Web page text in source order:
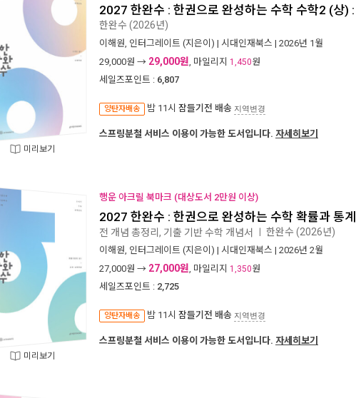
미리보기
2027 한완수 : 한권으로 완성하는 수학 수학2 (상)
한완수 (2026년)
이해원, 인터그레이트 (지은이) | 시대인재북스 | 2026년 1월
29,000원 → 29,000원, 마일리지 1,450원
세일즈포인트 : 6,807
양탄자배송 밤 11시 잠들기전 배송 지역변경
스프링분철 서비스 이용이 가능한 도서입니다. 자세히보기
미리보기
행운 아크릴 북마크 (대상도서 2만원 이상)
2027 한완수 : 한권으로 완성하는 수학 확률과 통
전 개념 총정리, 기출 기반 수학 개념서 한완수 (2026년)
이해원, 인터그레이트 (지은이) | 시대인재북스 | 2026년 2월
27,000원 → 27,000원, 마일리지 1,350원
세일즈포인트 : 2,725
양탄자배송 밤 11시 잠들기전 배송 지역변경
스프링분철 서비스 이용이 가능한 도서입니다. 자세히보기